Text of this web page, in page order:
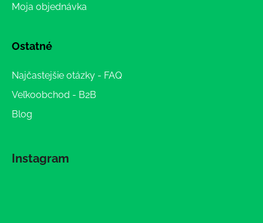
Moja objednávka
Ostatné
Najčastejšie otázky - FAQ
Veľkoobchod - B2B
Blog
Instagram